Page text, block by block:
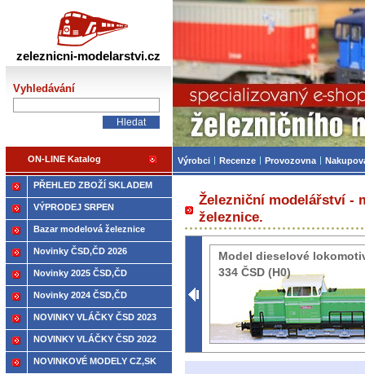
Železniční modelářství -
železnice.
Model dieselové
334 ČSD (H0)
PŘEHLED ZBOŽÍ SKLADEM
VÝPRODEJ SRPEN
Bazar modelová železnice
Novinky ČSD,ČD 2026
Novinky 2025 ČSD,ČD
Novinky 2024 ČSD,ČD
NOVINKY VLÁČKY ČSD 2023
NOVINKY VLÁČKY ČSD 2022
NOVINKOVÉ MODELY CZ,SK
zeleznicni-modelarstvi.cz
Vyhledávání
ON-LINE Katalog
Železniční
Výrobci Recenze Provozovna